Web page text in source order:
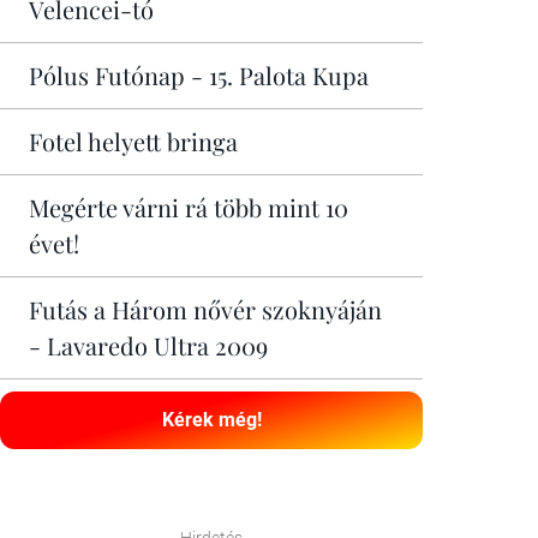
Velencei-tó
Pólus Futónap - 15. Palota Kupa
Fotel helyett bringa
Megérte várni rá több mint 10
évet!
Futás a Három nővér szoknyáján
- Lavaredo Ultra 2009
Kérek még!